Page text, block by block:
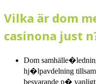
Vilka är dom
casinona just
Dom
hj�lpavdelning
besvarande p�